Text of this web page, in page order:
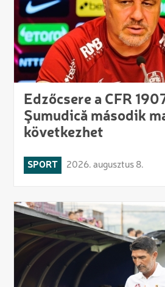
Edzőcsere a CFR
Şumudică második
következhet
SPORT 2026. augusztus 8.